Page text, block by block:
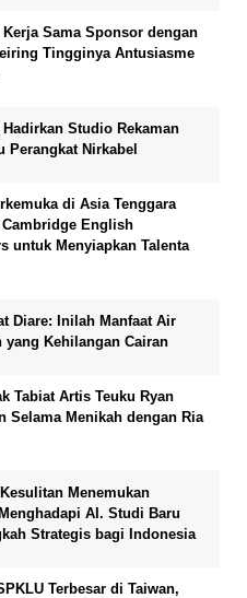
Sama Sponsor dengan
Tingginya Antusiasme
Studio Rekaman
Perangkat Nirkabel
di Asia Tenggara
English
untuk Menyiapkan Talenta
Diare: Inilah Manfaat Air
yang Kehilangan Cairan
Tabiat Artis Teuku Ryan
Selama Menikah dengan Ria
Menemukan
AI. Studi Baru
Strategis bagi Indonesia
Terbesar di Taiwan,